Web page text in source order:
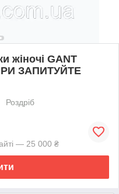
жіночі GANT
ЗАПИТУЙТЕ
Роздріб
— 25 000 ₴